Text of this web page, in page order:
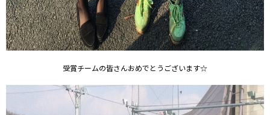
受賞チームの皆さんおめでとうございます☆